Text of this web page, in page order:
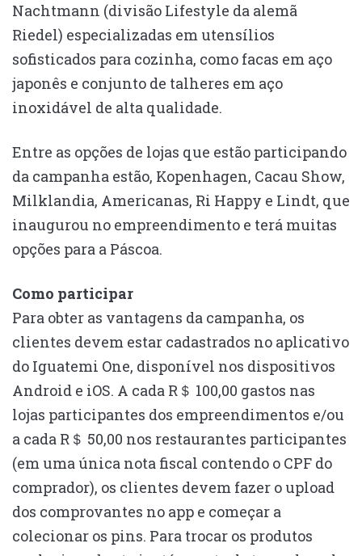
Nachtmann (divisão Lifestyle da alemã
Riedel) especializadas em utensílios
sofisticados para cozinha, como facas em aço
japonês e conjunto de talheres em aço
inoxidável de alta qualidade.
Entre as opções de lojas que estão participando
da campanha estão, Kopenhagen, Cacau Show,
Milklandia, Americanas, Ri Happy e Lindt, que
inaugurou no empreendimento e terá muitas
opções para a Páscoa.
Como participar
Para obter as vantagens da campanha, os
clientes devem estar cadastrados no aplicativo
do Iguatemi One, disponível nos dispositivos
Android e iOS. A cada R＄ 100,00 gastos nas
lojas participantes dos empreendimentos e/ou
a cada R＄ 50,00 nos restaurantes participantes
(em uma única nota fiscal contendo o CPF do
comprador), os clientes devem fazer o upload
dos comprovantes no app e começar a
colecionar os pins. Para trocar os produtos